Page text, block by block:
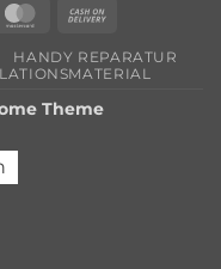
MasterCard
Delivery
HANDY REPARATUR
Theme